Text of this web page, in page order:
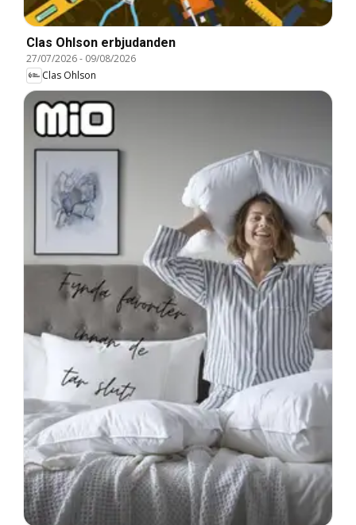
Clas Ohlson erbjudanden
27/07/2026- 09/08/2026
Clas Ohlson